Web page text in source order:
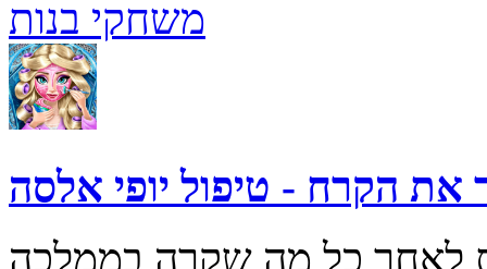
משחקי בנות
את הקרח - טיפול יופי אלסה